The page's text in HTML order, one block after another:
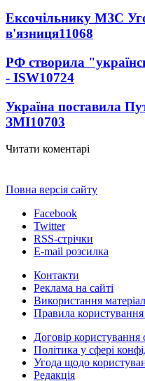
Ексочільнику МЗС
в'язниця11068
РФ створила
- ISW10724
Україна поставила
ЗМІ10703
Читати коментарі
Повна версія сайту
Facebook
Twitter
RSS-стрічки
E-mail розсилка
Контакти
Реклама на сайті
Використання
Правила
Договір користування
Політика у сфері
Угода щодо
Редакція